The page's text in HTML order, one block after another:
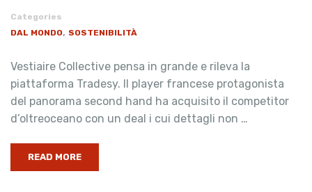
Categories
DAL MONDO, SOSTENIBILITÀ
Vestiaire Collective pensa in grande e rileva la
piattaforma Tradesy. Il player francese protagonista
del panorama second hand ha acquisito il competitor
d’oltreoceano con un deal i cui dettagli non …
READ MORE